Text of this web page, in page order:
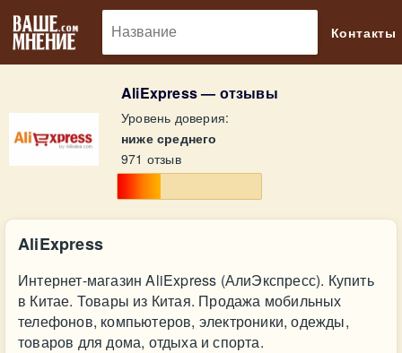
Контакты
AliExpress — отзывы
Уровень доверия:
ниже среднего
971 отзыв
AliExpress
Интернет-магазин AliExpress (АлиЭкспресс). Купить
в Китае. Товары из Китая. Продажа мобильных
телефонов, компьютеров, электроники, одежды,
товаров для дома, отдыха и спорта.